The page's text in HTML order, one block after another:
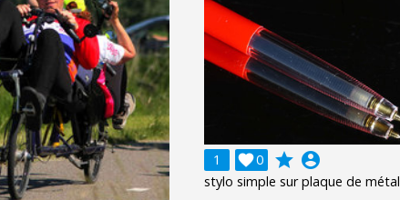
1
0
 grade account_circle
stylo simple sur plaque de métal